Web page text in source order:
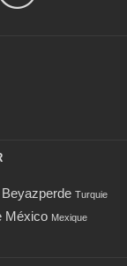
Beyazperde Turquie
México Mexique